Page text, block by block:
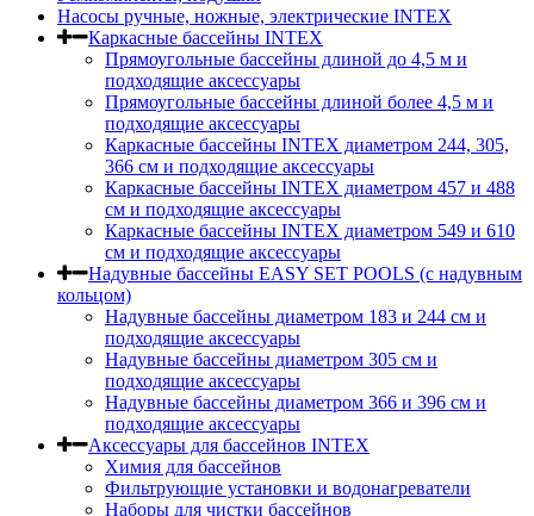
Насосы ручные, ножные, электрические INTEX
Каркасные бассейны INTEX
Прямоугольные бассейны длиной до 4,5 м и
подходящие аксессуары
Прямоугольные бассейны длиной более 4,5 м и
подходящие аксессуары
Каркасные бассейны INTEX диаметром 244, 305,
366 см и подходящие аксессуары
Каркасные бассейны INTEX диаметром 457 и 488
cм и подходящие аксессуары
Каркасные бассейны INTEX диаметром 549 и 610
см и подходящие аксессуары
Надувные бассейны EASY SET POOLS (с надувным
кольцом)
Надувные бассейны диаметром 183 и 244 см и
подходящие аксессуары
Надувные бассейны диаметром 305 см и
подходящие аксессуары
Надувные бассейны диаметром 366 и 396 см и
подходящие аксессуары
Аксессуары для бассейнов INTEX
Химия для бассейнов
Фильтрующие установки и водонагреватели
Наборы для чистки бассейнов